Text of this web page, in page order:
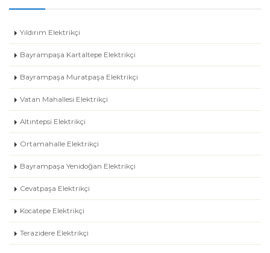
Yıldırım Elektrikçi
Bayrampaşa Kartaltepe Elektrikçi
Bayrampaşa Muratpaşa Elektrikçi
Vatan Mahallesi Elektrikçi
Altıntepsi Elektrikçi
Ortamahalle Elektrikçi
Bayrampaşa Yenidoğan Elektrikçi
Cevatpaşa Elektrikçi
Kocatepe Elektrikçi
Terazidere Elektrikçi